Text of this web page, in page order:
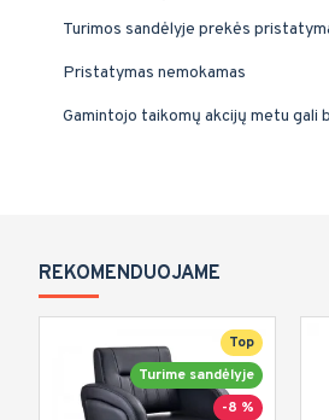
Turimos sandėlyje prekės
Pristatymas nemokamas
Gamintojo taikomų akcijų metu gali
REKOMENDUOJAME
Top
Turime sandėlyje
-8 %